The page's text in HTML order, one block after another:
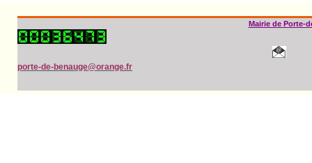
Mairie de Porte-
porte-de-benauge@orange.fr